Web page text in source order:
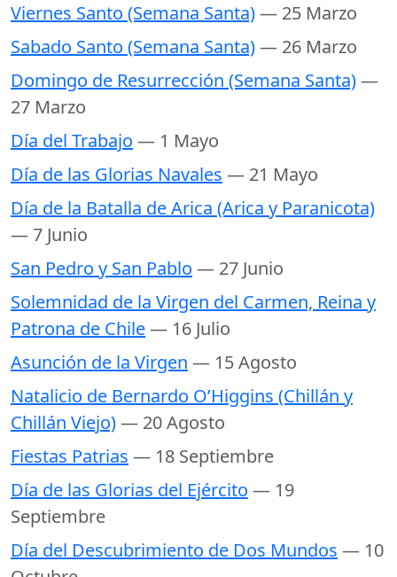
Viernes Santo (Semana Santa)— 25 Marzo
Sabado Santo (Semana Santa)— 26 Marzo
Domingo de Resurrección (Semana Santa)—
27 Marzo
Día del Trabajo — 1 Mayo
Día de las Glorias Navales — 21 Mayo
Día de la Batalla de Arica (Arica y Paranicota)
— 7 Junio
San Pedro y San Pablo — 27 Junio
Solemnidad de la Virgen del Carmen, Reina y
Patrona de Chile— 16 Julio
Asunción de la Virgen — 15 Agosto
Natalicio de Bernardo O’Higgins (Chillán y
Chillán Viejo)— 20 Agosto
Fiestas Patrias — 18 Septiembre
Día de las Glorias del Ejército — 19
Septiembre
Día del Descubrimiento de Dos Mundos — 10